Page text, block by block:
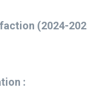
(2024-
: